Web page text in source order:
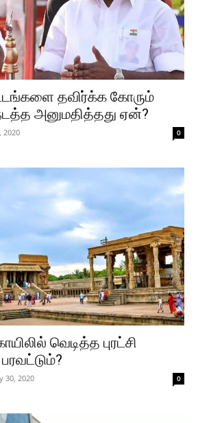
தவிர்க்க கோரும்
அனுமதித்தது ஏன்?
2020 0
வெடித்த புரட்சி
30, 2020 0